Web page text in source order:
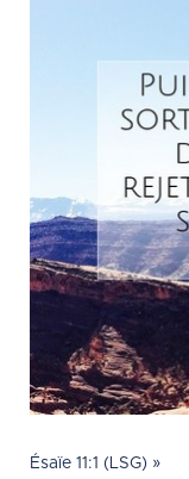
Ésaïe 11:1 (LSG) »